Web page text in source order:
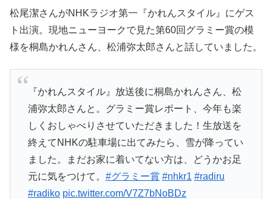
松尾潔さんがNHKラジオ第一『かれんスタイル』 にゲス
ト出演。現地ニューヨークで見た第60回グラミー賞の模
様を桐島かれんさん、松浦弥太郎さんと話していました。
『かれんスタイル』放送後に桐島かれんさん、松
浦弥太郎さんと。グラミー賞レポート、今年も楽
しくおしゃべりさせていただきました！生放送を
終えてNHKの駐車場に出てみたら、雪が降ってい
ました。まだお家に着いてない方は、どうかお足
元に気をつけて。 #グラミー賞 #nhkr1 #radiru
#radiko pic.twitter.com/V7Z7bNoBDz